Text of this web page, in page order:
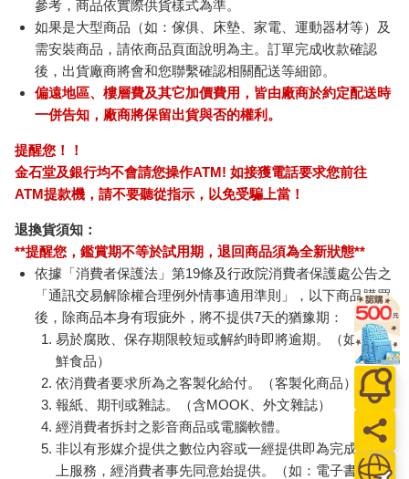
參考，商品依實際供貨樣式為準。
如果是大型商品（如：傢俱、床墊、家電、運動器材等）及
需安裝商品，請依商品頁面說明為主。訂單完成收款確認
後，出貨廠商將會和您聯繫確認相關配送等細節。
偏遠地區、樓層費及其它加價費用，皆由廠商於約定配送時
一併告知，廠商將保留出貨與否的權利。
提醒您！！
金石堂及銀行均不會請您操作ATM! 如接獲電話要求您前往
ATM提款機，請不要聽從指示，以免受騙上當！
退換貨須知：
**提醒您，鑑賞期不等於試用期，退回商品須為全新狀態**
依據「消費者保護法」第19條及行政院消費者保護處公告之
「通訊交易解除權合理例外情事適用準則」，以下商品購買
後，除商品本身有瑕疵外，將不提供7天的猶豫期：
易於腐敗、保存期限較短或解約時即將逾期。（如：生
鮮食品）
依消費者要求所為之客製化給付。（客製化商品）
報紙、期刊或雜誌。（含MOOK、外文雜誌）
經消費者拆封之影音商品或電腦軟體。
非以有形媒介提供之數位內容或一經提供即為完成之線
上服務，經消費者事先同意始提供。（如：電子書、電